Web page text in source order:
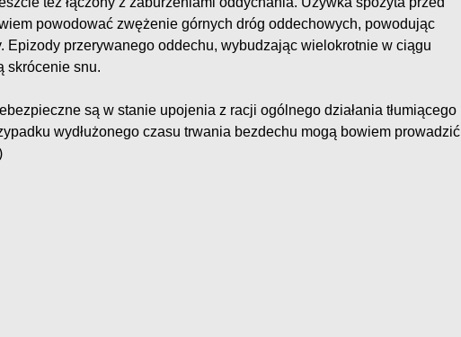
powodować zwężenie górnych dróg oddechowych, powodując
Epizody przerywanego oddechu, wybudzając wielokrotnie w ciągu
skrócenie snu.
są w stanie upojenia z racji ogólnego działania tłumiącego
wydłużonego czasu trwania bezdechu mogą bowiem prowadzić